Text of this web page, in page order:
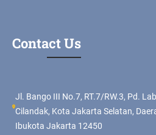
Contact Us
Jl. Bango III No.7, RT.7/RW.3, Pd.
Cilandak, Kota Jakarta Selatan,
Ibukota Jakarta 12450